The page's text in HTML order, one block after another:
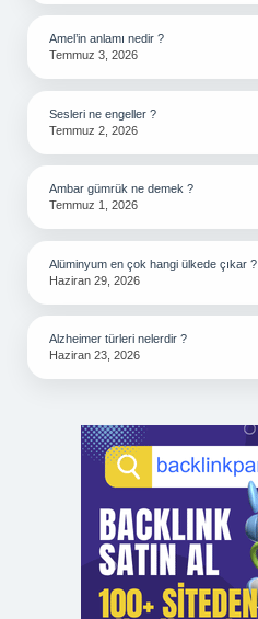
Amel’in anlamı nedir ?
Temmuz 3, 2026
Sesleri ne engeller ?
Temmuz 2, 2026
Ambar gümrük ne demek ?
Temmuz 1, 2026
Alüminyum en çok hangi ülkede çıkar ?
Haziran 29, 2026
Alzheimer türleri nelerdir ?
Haziran 23, 2026